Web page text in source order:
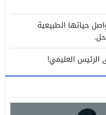
حياتها الطبيعية
الرئيس العليمي!